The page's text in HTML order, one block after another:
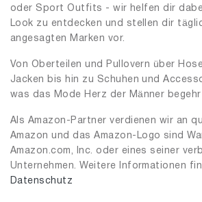
oder Sport Outfits - wir helfen dir
Look zu entdecken und stellen dir
angesagten Marken vor.
Von Oberteilen und Pullovern über
Jacken bis hin zu Schuhen und
was das Mode Herz der Männer
Als Amazon-Partner verdienen wir an
Amazon und das Amazon-Logo sind
Amazon.com, Inc. oder eines seiner
Unternehmen. Weitere Informationen
Datenschutz